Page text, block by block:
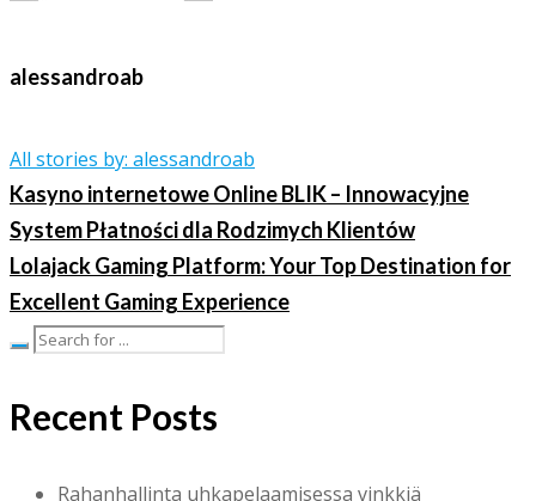
alessandroab
All stories by: alessandroab
Kasyno internetowe Online BLIK – Innowacyjne
System Płatności dla Rodzimych Klientów
Lolajack Gaming Platform: Your Top Destination for
Excellent Gaming Experience
Recent Posts
Rahanhallinta uhkapelaamisessa vinkkiä